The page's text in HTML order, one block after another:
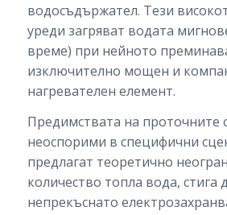
водосъдържател. Тези
уреди загряват водата
време) при нейното
изключително мощен и
нагревателен елемент.
Предимствата на проточните
неоспорими в специфични
предлагат теоретично
количество топла вода, стига
непрекъснато